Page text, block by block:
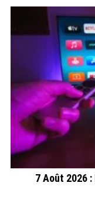
7 Août 2026